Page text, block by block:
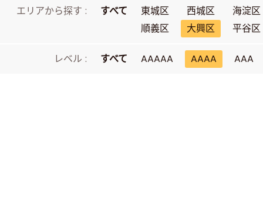
エリアから探す : すべて 東城区 西城区
海淀区
順義区
大興区 平谷区
レベル : すべて AAAAA AAAA AAA